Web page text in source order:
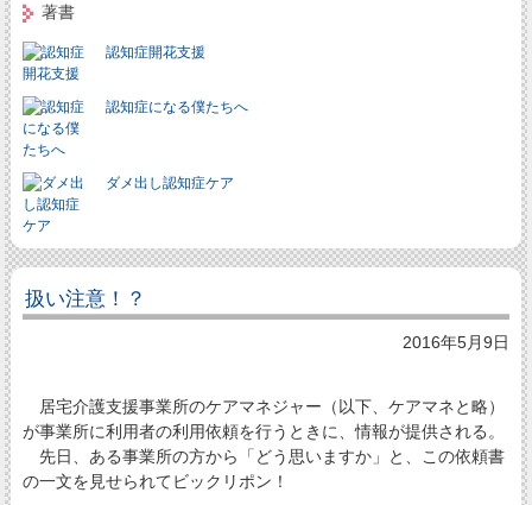
著書
認知症開花支援
認知症になる僕たちへ
ダメ出し認知症ケア
扱い注意！？
2016年5月9日
居宅介護支援事業所のケアマネジャー（以下、ケアマネと略）
が事業所に利用者の利用依頼を行うときに、情報が提供される。
先日、ある事業所の方から「どう思いますか」と、この依頼書
の一文を見せられてビックリポン！